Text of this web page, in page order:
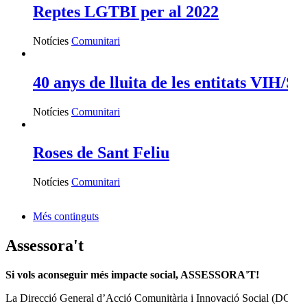
Reptes LGTBI per al 2022
Notícies Comunitari
40 anys de lluita de les entitats
Notícies Comunitari
Roses de Sant Feliu
Notícies Comunitari
Més continguts
Assessora't
Si vols aconseguir més impacte social, ASSESSORA'T!
La Direcció General d’Acció Comunitària i Innovació Social